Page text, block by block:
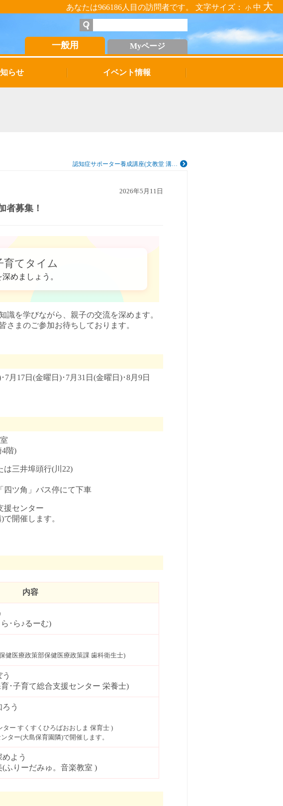
あなたは966186人目の訪問者です。 文字サイズ： 小 中 大
一般用 Myページ
らせ イベント情報
認知症サポーター養成講座(文教堂 溝…
2026年5月11日
者募集！
育てタイム
めましょう。
を学びながら、親子の交流を深めます。
さまのご参加お待ちしております。
月17日(金曜日)･7月31日(金曜日)･8月9日
4階)
は三井埠頭行(川22)
四ツ角」バス停にて下車
援センター
開催します。
内容
･ら♪るーむ)
健医療政策部保健医療政策課 歯科衛生士)
･子育て総合支援センター 栄養士)
う
ー すくすくひろばおおしま 保育士 )
ター(大島保育園隣)で開催します。
よう
ふりーだみゅ。音楽教室 )